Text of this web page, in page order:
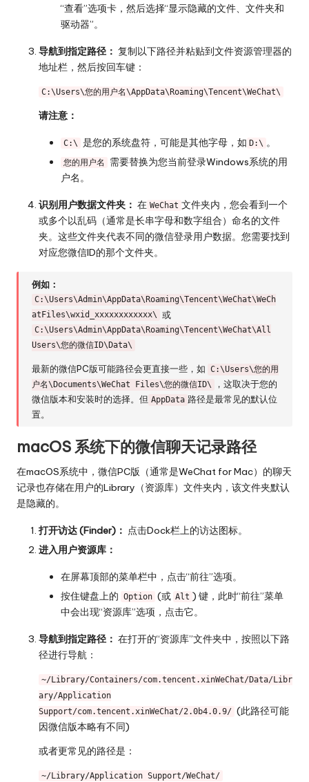
“查看”选项卡，然后选择“显示隐藏的文件、文件夹和
驱动器”。
导航到指定路径： 复制以下路径并粘贴到文件资源管理器的
地址栏，然后按回车键：
C:\Users\您的用户名\AppData\Roaming\Tencent\WeChat\
请注意：
C:\ 是您的系统盘符，可能是其他字母，如 D:\ 。
您的用户名
需要替换为您当前登录Windows系统的用
户名。
识别用户数据文件夹： 在 WeChat 文件夹内，您会看到一个
或多个以乱码（通常是长串字母和数字组合）命名的文件
夹。这些文件夹代表不同的微信登录用户数据。您需要找到
对应您微信ID的那个文件夹。
例如：
C:\Users\Admin\AppData\Roaming\Tencent\WeChat\WeCh
atFiles\wxid_xxxxxxxxxxxx\ 或
C:\Users\Admin\AppData\Roaming\Tencent\WeChat\All
Users\您的微信ID\Data\
最新的微信PC版可能路径会更直接一些，如 C:\Users\您的用
户名\Documents\WeChat Files\您的微信ID\
，这取决于您的
微信版本和安装时的选择。但 AppData 路径是最常见的默认位
置。
macOS 系统下的微信聊天记录路径
在macOS系统中，微信PC版（通常是WeChat for Mac）的聊天
记录也存储在用户的Library（资源库）文件夹内，该文件夹默认
是隐藏的。
打开访达 (Finder)： 点击Dock栏上的访达图标。
进入用户资源库：
在屏幕顶部的菜单栏中，点击“前往”选项。
按住键盘上的 Option (或 Alt ) 键，此时“前往”菜单
中会出现“资源库”选项，点击它。
导航到指定路径： 在打开的“资源库”文件夹中，按照以下路
径进行导航：
~/Library/Containers/com.tencent.xinWeChat/Data/Libr
ary/Application
Support/com.tencent.xinWeChat/2.0b4.0.9/ (此路径可能
因微信版本略有不同)
或者更常见的路径是：
~/Library/Application Support/WeChat/